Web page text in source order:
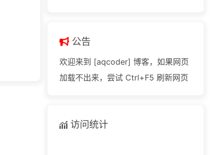
公告
欢迎来到 [aqcoder] 博客，如果网页
加载不出来，尝试 Ctrl+F5 刷新网页
访问统计